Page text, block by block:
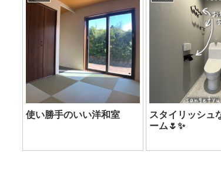
使い勝手のいい洋和室
スタイリッシュ
ーム🌷✨